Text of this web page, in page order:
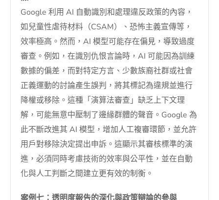
Google 利用 AI 自動識別和處理違反政策的內容，
如兒童性虐待材料（CSAM）、恐怖主義宣傳等，
效率極高。然而，AI 模型可能存在偏見，導致過度
審查。例如，在識別仇恨言論時，AI 可能因為訓練
數據的偏差，而對特定方言、少數族裔社群或社會
正義運動的討論產生誤判，將其標記為違規並進行
降權或移除。這種「演算法審查」缺乏上下文理
解，可能無意中壓制了邊緣群體的聲音。Google 為
此不斷改進其 AI 模型，增加人工複審環節，並允許
用戶對移除決定提出申訴。這顯示其審核標準的演
進，必須同時考慮技術的效率與公平性，並在自動
化與人工判斷之間建立更有效的制衡。